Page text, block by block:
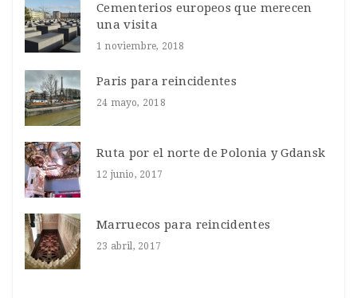
Cementerios europeos que merecen
una visita
1 noviembre, 2018
Paris para reincidentes
24 mayo, 2018
Ruta por el norte de Polonia y Gdansk
12 junio, 2017
Marruecos para reincidentes
23 abril, 2017